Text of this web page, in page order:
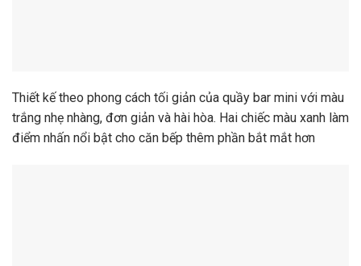
Thiết kế theo phong cách tối giản của quầy bar mini với màu
trắng nhẹ nhàng, đơn giản và hài hòa. Hai chiếc màu xanh làm
điểm nhấn nổi bật cho căn bếp thêm phần bắt mắt hơn